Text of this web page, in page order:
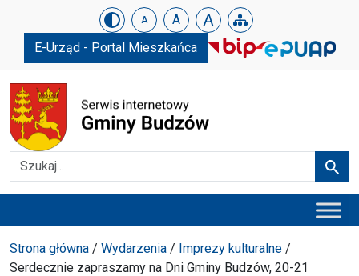
Urząd Gminy w Budzowie
Skip menu A A A
E-Urząd - Portal Mieszkańca
Szukaj
Ścieżka powrotu
Strona główna / Wydarzenia / Imprezy kulturalne /
Serdecznie zapraszamy na Dni Gminy Budzów, 20-21